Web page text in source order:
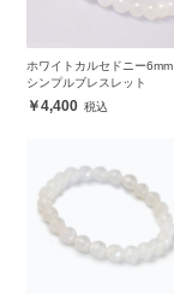
ホワイトカルセドニー6mm
シンプルブレスレット
4,400